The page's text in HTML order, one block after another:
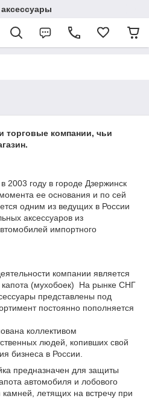
торговые компании, чьи
2003 году в городе Дзержинск
ее основания и по сей
одним из ведущих в России
аксессуаров из
импортного
компании является
капота (мухобоек) На рынке СНГ
представлены под
постоянно пополняется
коллективом
людей, копивших свой
бизнеса в России.
предназначен для защиты
автомобиля и лобового
камней, летящих на встречу при